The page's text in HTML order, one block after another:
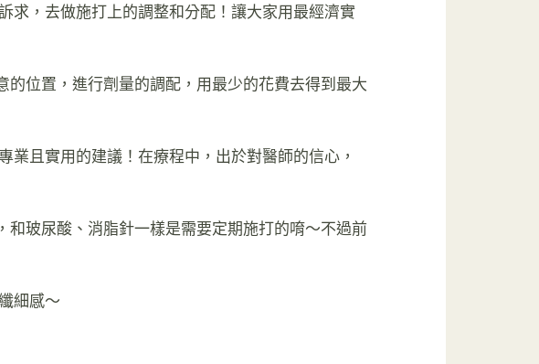
求，去做施打上的調整和分配！讓大家用最經濟實
的位置，進行劑量的調配，用最少的花費去得到最大
且實用的建議！在療程中，出於對醫師的信心，
玻尿酸、消脂針一樣是需要定期施打的唷～不過前
細感～